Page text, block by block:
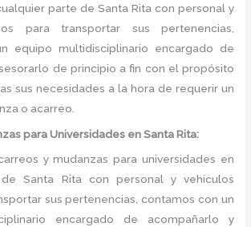
parte de Santa Rita con personal y
para transportar sus pertenencias,
equipo multidisciplinario encargado de
de principio a fin con el propósito
sus necesidades a la hora de requerir un
o acarreo.
para Universidades en Santa Rita:
y mudanzas para universidades en
Santa Rita con personal y vehículos
sus pertenencias, contamos con un
encargado de acompañarlo y